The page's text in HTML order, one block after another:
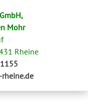
Mohr
Rheine